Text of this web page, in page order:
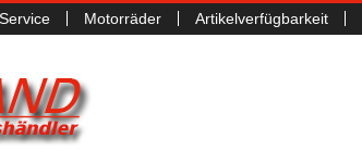
Service Motorräder Artikelverfügbarkeit